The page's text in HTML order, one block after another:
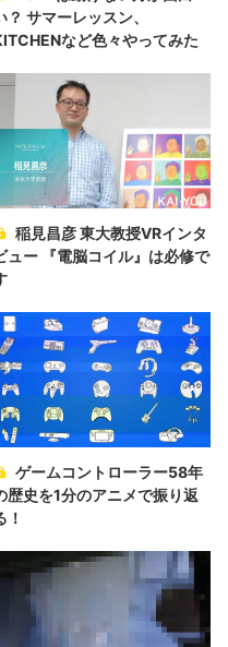
？ サマーレッスン、
など色々やってみた
稲見昌彦 東大教授VRインタ
ュー 『電脳コイル』は必修で
ゲームコントローラー58年
歴史を1分のアニメで振り返
！